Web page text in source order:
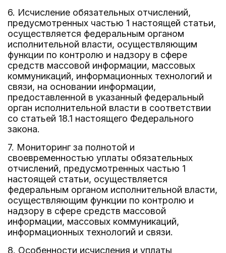
6. Исчисление обязательных отчислений,
предусмотренных частью 1 настоящей статьи,
осуществляется федеральным органом
исполнительной власти, осуществляющим
функции по контролю и надзору в сфере
средств массовой информации, массовых
коммуникаций, информационных технологий и
связи, на основании информации,
предоставленной в указанный федеральный
орган исполнительной власти в соответствии
со статьей 18.1 настоящего Федерального
закона.
7. Мониторинг за полнотой и
своевременностью уплаты обязательных
отчислений, предусмотренных частью 1
настоящей статьи, осуществляется
федеральным органом исполнительной власти,
осуществляющим функции по контролю и
надзору в сфере средств массовой
информации, массовых коммуникаций,
информационных технологий и связи.
8. Особенности исчисления и уплаты